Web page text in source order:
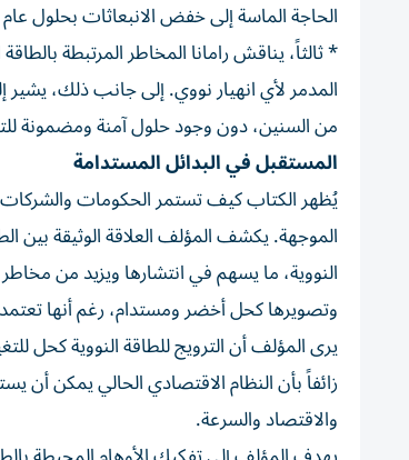
الحاجة الماسة إلى خفض الانبعاثات بحلول عام 2030، يُعد البطء في تنفيذ الطاقة النووية عقبة كبيرة أمام تحقيق الأهداف المناخية.
* ثالثاً، يناقش رامانا المخاطر المرتبطة
المدمر لأي انهيار نووي. إلى جانب ذلك، يشير
من السنين، دون وجود حلول آمنة ومضمونة
المستقبل في البدائل المستدامة
يُظهر الكتاب كيف تستمر الحكومات والشركات
الموجهة. يكشف المؤلف العلاقة الوثيقة بين
النووية، ما يسهم في انتشارها ويزيد من
وتصويرها كحل أخضر ومستدام، رغم أنها
يرى المؤلف أن الترويج للطاقة النووية كحل
زائفاً بأن النظام الاقتصادي الحالي يمكن أن
والاقتصاد والسرعة.